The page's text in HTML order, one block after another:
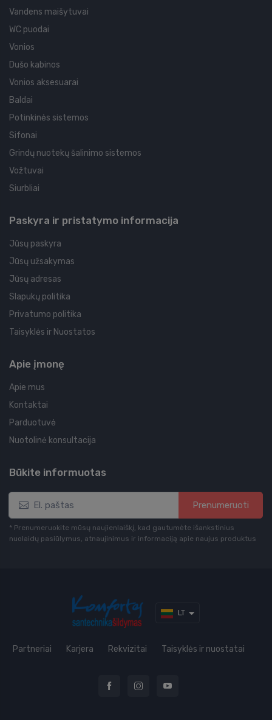
Vandens maišytuvai
WC puodai
Vonios
Dušo kabinos
Vonios aksesuarai
Baldai
Potinkinės sistemos
Sifonai
Grindų nuotekų šalinimo sistemos
Vožtuvai
Siurbliai
Paskyra ir pristatymo informacija
Jūsų paskyra
Jūsų užsakymas
Jūsų adresas
Slapukų politika
Privatumo politika
Taisyklės ir Nuostatos
Apie įmonę
Apie mus
Kontaktai
Parduotuvė
Nuotolinė konsultacija
Būkite informuotas
Prenumeruoti
* Prenumeruokite mūsų naujienlaiškį, kad gautumėte išankstinius
nuolaidų pasiūlymus, atnaujinimus ir informaciją apie naujus produktus
LT
Partneriai Karjera Rekvizitai Taisyklės ir nuostatai